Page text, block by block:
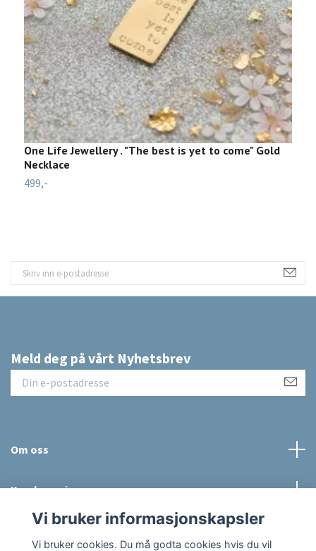
One Life Jewellery . "The best is yet to come" Gold
Necklace
499,-
Meld deg på vårt Nyhetsbrev
Om oss
Kundeservice
Sosiale medier
Vi bruker informasjonskapsler
Vi bruker cookies. Du må godta cookies hvis du vil